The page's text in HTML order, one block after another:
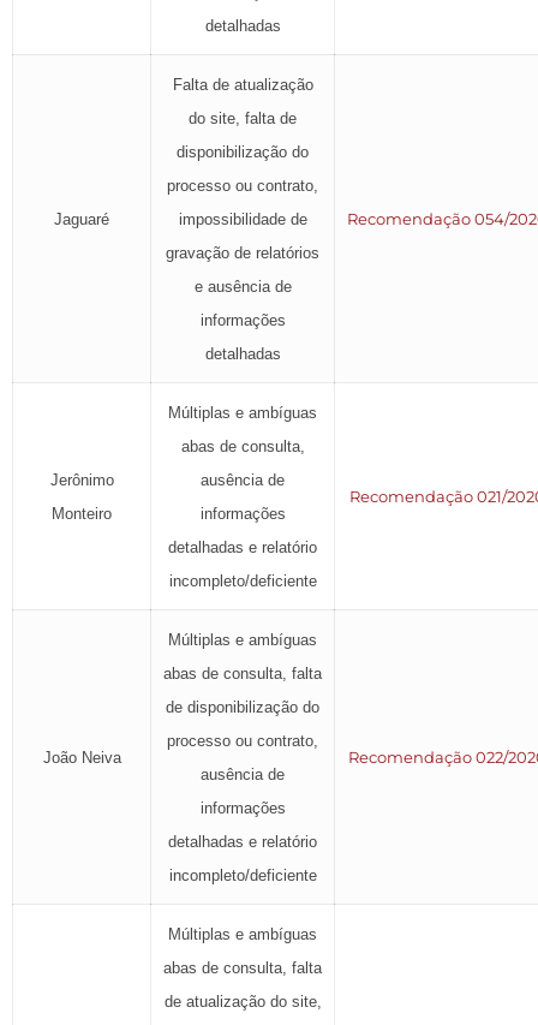
detalhadas
Jaguaré
Falta de atualização
do site, falta de
disponibilização do
processo ou contrato,
impossibilidade de
gravação de relatórios
e ausência de
informações
detalhadas
Recomendação 054/
Jerônimo
Monteiro
Múltiplas e ambíguas
abas de consulta,
ausência de
informações
detalhadas e relatório
incompleto/deficiente
Recomendação 021/
João Neiva
Múltiplas e ambíguas
abas de consulta, falta
de disponibilização do
processo ou contrato,
ausência de
informações
detalhadas e relatório
incompleto/deficiente
Recomendação 022/
Múltiplas e ambíguas
abas de consulta, falta
de atualização do site,